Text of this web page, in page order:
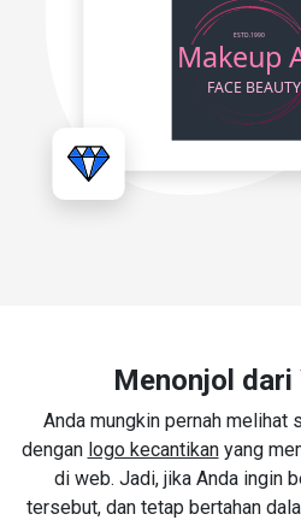
Menonjol dari
Anda mungkin pernah melihat
dengan logo kecantikanyang
di web. Jadi, jika Anda ingin
tersebut, dan tetap bertahan